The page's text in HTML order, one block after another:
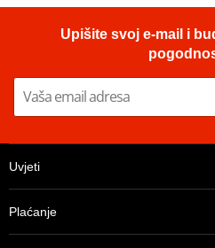
Upišite svoj e-mail i
Uvjeti
Plaćanje